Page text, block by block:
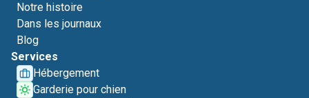
Notre histoire
Dans les journaux
Blog
Services
Hébergement
Garderie pour chien